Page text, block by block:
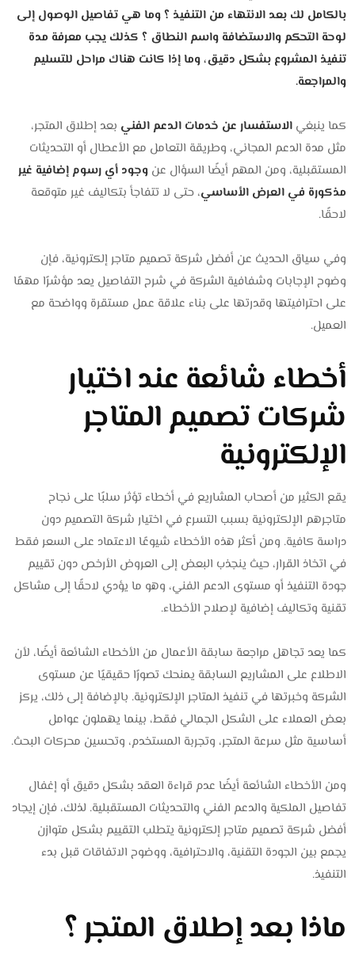
بالكامل لك بعد الانتهاء من التنفيذ ؟ وما هي تفاصيل الوصول إلى
لوحة التحكم والاستضافة واسم النطاق ؟ كذلك يجب معرفة مدة
تنفيذ المشروع بشكل دقيق، وما إذا كانت هناك مراحل للتسليم
والمراجعة.
كما ينبغيالاستفسار عن خدمات الدعم الفني بعد إطلاق المتجر،
مثل مدة الدعم المجاني، وطريقة التعامل مع الأعطال أو التحديثات
المستقبلية، ومن المهم أيضًا السؤال عنوجود أي رسوم إضافية غير
مذكورة في العرض الأساسي، حتى لا تتفاجأ بتكاليف غير متوقعة
لاحقًا.
وفي سياق الحديث عن أفضل شركة تصميم متاجر إلكترونية، فإن
وضوح الإجابات وشفافية الشركة في شرح التفاصيل يعد مؤشرًا مهمًا
على احترافيتها وقدرتها على بناء علاقة عمل مستقرة وواضحة مع
العميل.
أخطاء شائعة عند اختيار
شركات تصميم المتاجر
الإلكترونية
يقع الكثير من أصحاب المشاريع في أخطاء تؤثر سلبًا على نجاح
متاجرهم الإلكترونية بسبب التسرع في اختيار شركة التصميم دون
دراسة كافية. ومن أكثر هذه الأخطاء شيوعًا الاعتماد على السعر فقط
في اتخاذ القرار، حيث ينجذب البعض إلى العروض الأرخص دون تقييم
جودة التنفيذ أو مستوى الدعم الفني، وهو ما يؤدي لاحقًا إلى مشاكل
تقنية وتكاليف إضافية لإصلاح الأخطاء.
كما يعد تجاهل مراجعة سابقة الأعمال من الأخطاء الشائعة أيضًا، لأن
الاطلاع على المشاريع السابقة يمنحك تصورًا حقيقيًا عن مستوى
الشركة وخبرتها في تنفيذ المتاجر الإلكترونية. بالإضافة إلى ذلك، يركز
بعض العملاء على الشكل الجمالي فقط، بينما يهملون عوامل
أساسية مثل سرعة المتجر، وتجربة المستخدم، وتحسين محركات البحث.
ومن الأخطاء الشائعة أيضًا عدم قراءة العقد بشكل دقيق أو إغفال
تفاصيل الملكية والدعم الفني والتحديثات المستقبلية. لذلك، فإن إيجاد
أفضل شركة تصميم متاجر إلكترونية يتطلب التقييم بشكل متوازن
يجمع بين الجودة التقنية، والاحترافية، ووضوح الاتفاقات قبل بدء
التنفيذ.
ماذا بعد إطلاق المتجر ؟